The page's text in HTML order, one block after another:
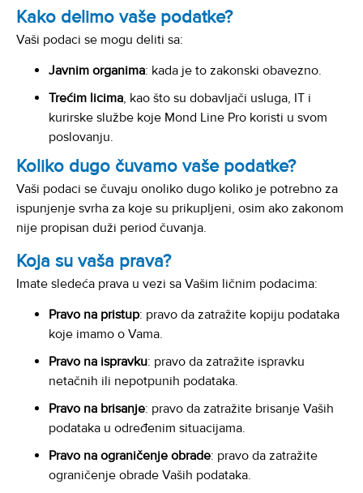
Kako delimo vaše podatke?
Vaši podaci se mogu deliti sa:
Javnim organima: kada je to zakonski obavezno.
Trećim licima, kao što su dobavljači usluga, IT i
kurirske službe koje Mond Line Pro koristi u svom
poslovanju.
Koliko dugo čuvamo vaše podatke?
Vaši podaci se čuvaju onoliko dugo koliko je potrebno za
ispunjenje svrha za koje su prikupljeni, osim ako zakonom
nije propisan duži period čuvanja.
Koja su vaša prava?
Imate sledeća prava u vezi sa Vašim ličnim podacima:
Pravo na pristup: pravo da zatražite kopiju podataka
koje imamo o Vama.
Pravo na ispravku: pravo da zatražite ispravku
netačnih ili nepotpunih podataka.
Pravo na brisanje: pravo da zatražite brisanje Vaših
podataka u određenim situacijama.
Pravo na ograničenje obrade: pravo da zatražite
ograničenje obrade Vaših podataka.